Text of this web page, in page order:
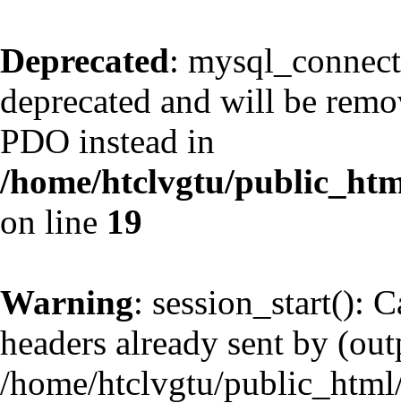
Deprecated:
deprecated and will be
PDO instead in
/home/htclvgtu/
on line 19
Warning: session_start():
headers already sent by
/home/htclvgtu/